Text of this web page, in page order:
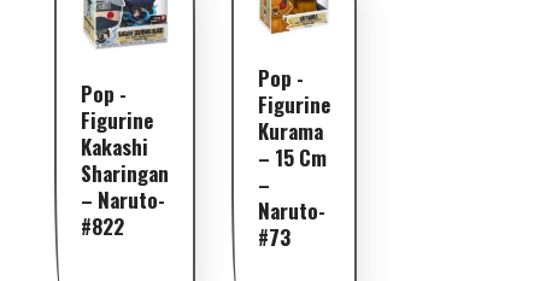
Pop -
Figurine
Kakashi
Sharingan
– Naruto-
#822
Pop -
Figurine
Kurama
– 15 Cm
–
Naruto-
#73